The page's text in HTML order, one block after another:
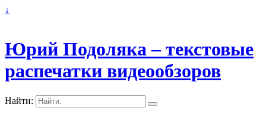
↓
Юрий Подоляка – текстовые
распечатки видеообзоров
Найти: